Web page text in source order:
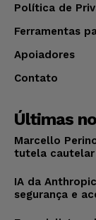
Política de
Ferramentas
Apoiadores
Contato
Últimas
Marcello
tutela cautelar
IA da
segurança e